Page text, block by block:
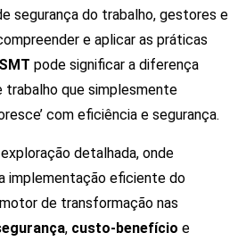
segurança do trabalho, gestores e
e aplicar as práticas
pode significar a diferença
trabalho que simplesmente
com eficiência e segurança.
detalhada, onde
implementação eficiente do
de transformação nas
, custo-benefício e